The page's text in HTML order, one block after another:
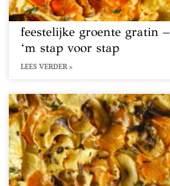
feestelijke groente gratin
‘m stap voor stap
LEES VERDER »